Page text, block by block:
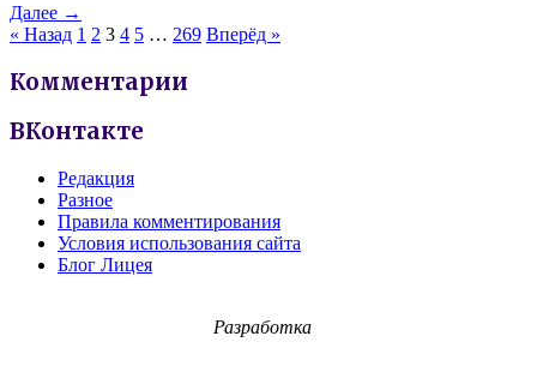
Далее →
« Назад 1 2 3 4 5 … 269 Вперёд »
Комментарии
ВКонтакте
Редакция
Разное
Правила комментирования
Условия использования сайта
Блог Лицея
Разработка